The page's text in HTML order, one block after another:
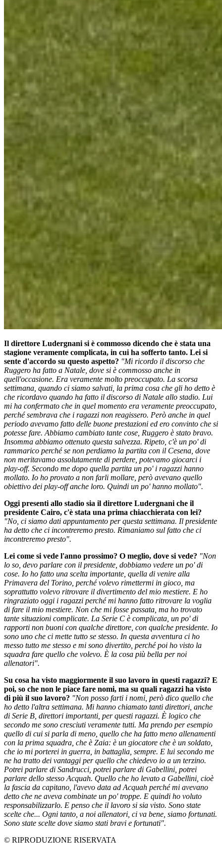
Il direttore Ludergnani si è commosso dicendo che è stata una
stagione veramente complicata, in cui ha sofferto tanto. Lei si
sente d'accordo su questo aspetto? "Mi ricordo il discorso che
Ruggero ha fatto a Natale, dove si è commosso anche in
quell'occasione. Era veramente molto preoccupato. La scorsa
settimana, quando ci siamo salvati, la prima cosa che gli ho detto è
che ricordavo quando ha fatto il discorso di Natale allo stadio. Lui
mi ha confermato che in quel momento era veramente preoccupato,
perché sembrava che i ragazzi non reagissero. Però anche in quel
periodo avevamo fatto delle buone prestazioni ed ero convinto che si
potesse fare. Abbiamo cambiato tante cose, Ruggero è stato bravo.
Insomma abbiamo ottenuto questa salvezza. Ripeto, c'è un po' di
rammarico perché se non perdiamo la partita con il Cesena, dove
non meritavamo assolutamente di perdere, potevamo giocarci i
play-off. Secondo me dopo quella partita un po' i ragazzi hanno
mollato. Io ho provato a non farli mollare, però avevano quello
obiettivo dei play-off anche loro. Quindi un po' hanno mollato".
Oggi presenti allo stadio sia il direttore Ludergnani che il
presidente Cairo, c'è stata una prima chiacchierata con lei?
"No, ci siamo dati appuntamento per questa settimana. Il presidente
ha detto che ci incontreremo presto. Rimaniamo sul fatto che ci
incontreremo presto".
Lei come si vede l'anno prossimo? O meglio, dove si vede? "Non
lo so, devo parlare con il presidente, dobbiamo vedere un po' di
cose. Io ho fatto una scelta importante, quella di venire alla
Primavera del Torino, perché volevo rimettermi in gioco, ma
soprattutto volevo ritrovare il divertimento del mio mestiere. E ho
ringraziato oggi i ragazzi perché mi hanno fatto ritrovare la voglia
di fare il mio mestiere. Non che mi fosse passata, ma ho trovato
tante situazioni complicate. La Serie C è complicata, un po' di
rapporti non buoni con qualche direttore, con qualche presidente. Io
sono uno che ci mette tutto se stesso. In questa avventura ci ho
messo tutto me stesso e mi sono divertito, perché poi ho visto la
squadra fare quello che volevo. È la cosa più bella per noi
allenatori".
Su cosa ha visto maggiormente il suo lavoro in questi ragazzi? E
poi, so che non le piace fare nomi, ma su quali ragazzi ha visto
di più il suo lavoro? "Non posso farti i nomi, però dico quello che
ho detto l'altra settimana. Mi hanno chiamato tanti direttori, anche
di Serie B, direttori importanti, per questi ragazzi. È logico che
secondo me sono cresciuti veramente tutti. Ma prendo per esempio
quello di cui si parla di meno, quello che ha fatto meno allenamenti
con la prima squadra, che è Zaia: è un giocatore che è un soldato,
che io mi porterei in guerra, in battaglia, sempre. E lui secondo me
ne ha tratto dei vantaggi per quello che chiedevo io a un terzino.
Potrei parlare di Sandrucci, potrei parlare di Gabellini, potrei
parlare dello stesso Acquah. Quello che ho levato a Gabellini, cioè
la fascia da capitano, l'avevo data ad Acquah perché mi avevano
detto che ne aveva combinate un po' troppe. E quindi ho voluto
responsabilizzarlo. E penso che il lavoro si sia visto. Sono state
scelte che... Ogni tanto, a noi allenatori, ci va bene, siamo fortunati.
Sono state scelte dove siamo stati bravi e fortunati".
© RIPRODUZIONE RISERVATA